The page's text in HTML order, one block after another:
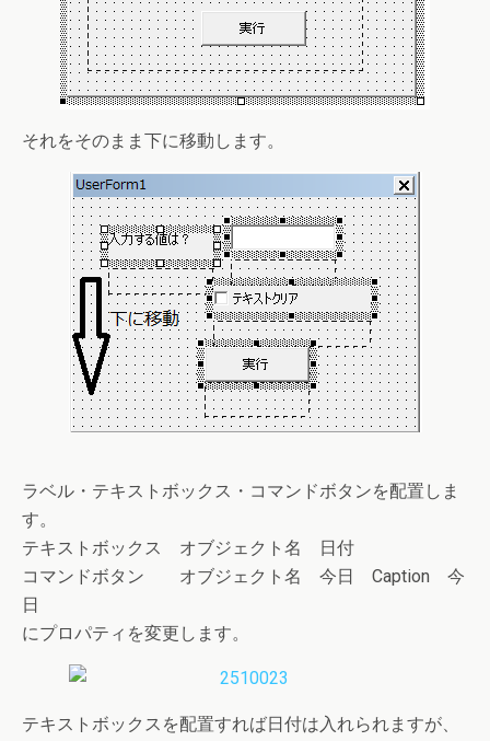
それをそのまま下に移動します。
ラベル・テキストボックス・コマンドボタンを配置しま
す。
テキストボックス オブジェクト名 日付
コマンドボタン オブジェクト名 今日 Caption 今
日
にプロパティを変更します。
テキストボックスを配置すれば日付は入れられますが、